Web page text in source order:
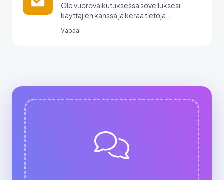
Ole vuorovaikutuksessa sovelluksesi
käyttäjien kanssa ja kerää tietoja
Vapaa